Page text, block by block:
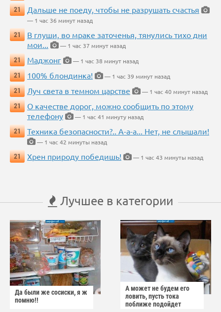
21
Дальше не поеду, чтобы не разрушать счастья
— 1 час 36 минут назад
21
В глуши, во мраке заточенья, тянулись тихо дни
мои...
— 1 час 37 минут назад
21
Маджонг
— 1 час 38 минут назад
21
100% блондинка!
— 1 час 39 минут назад
21
Луч света в темном царстве
— 1 час 40 минут назад
21
О качестве дорог, можно сообщить по этому
телефону
— 1 час 41 минуту назад
21
Техника безопасности?.. А-а-а... Нет, не слышали!
— 1 час 42 минуты назад
21
Хрен природу победишь! — 1 час 43 минуты назад
Лучшее в категории
Да были же сосиски, я ж
помню!!
А может не будем его
ловить, пусть тока
поближе подойдет